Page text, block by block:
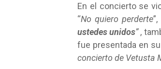
En el concierto se
“No quiero perderte
ustedes unidos”,
fue presentada en
concierto de Vetusta